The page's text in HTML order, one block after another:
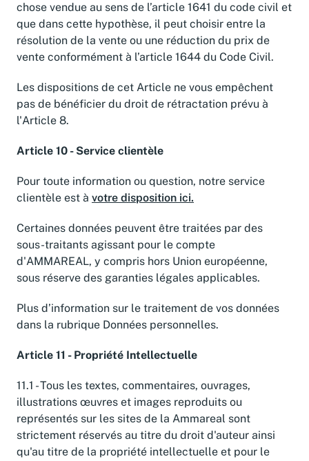
chose vendue au sens de l’article 1641 du code civil et
que dans cette hypothèse, il peut choisir entre la
résolution de la vente ou une réduction du prix de
vente conformément à l’article 1644 du Code Civil.
Les dispositions de cet Article ne vous empêchent
pas de bénéficier du droit de rétractation prévu à
l'Article 8.
Article 10 - Service clientèle
Pour toute information ou question, notre service
clientèle est à votre disposition ici.
Certaines données peuvent être traitées par des
sous-traitants agissant pour le compte
d'AMMAREAL, y compris hors Union européenne,
sous réserve des garanties légales applicables.
Plus d’information sur le traitement de vos données
dans la rubrique Données personnelles.
Article 11 - Propriété Intellectuelle
11.1 - Tous les textes, commentaires, ouvrages,
illustrations œuvres et images reproduits ou
représentés sur les sites de la Ammareal sont
strictement réservés au titre du droit d'auteur ainsi
qu'au titre de la propriété intellectuelle et pour le